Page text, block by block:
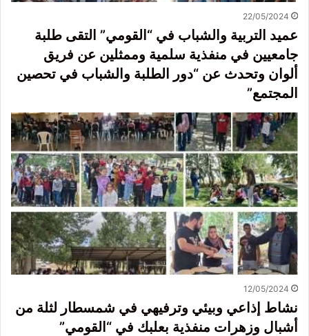
22/05/2024
عميد التربية والشباب في “القومي” التقى طلبة
جامعيين في منفذية سلمية وممثلين عن فريق
ألوان وتحدث عن “دور الطلبة والشباب في تحصين
المجتمع”
12/05/2024
نشاط إذاعي وبيئي وترفيهي في شمسطار لثلة من
أشبال وزهرات منفذية بعلبك في “القومي”